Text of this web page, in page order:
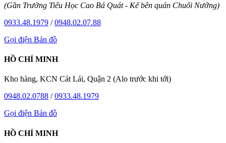
(Gần Trường Tiểu Học Cao Bá Quát - Kế bên quán Chuối Nướng)
0933.48.1979 /0948.02.07.88
Gọi điện Bản đồ
HỒ CHÍ MINH
Kho hàng, KCN Cát Lái, Quận 2 (Alo trước khi tới)
0948.02.0788 /0933.48.1979
Gọi điện Bản đồ
HỒ CHÍ MINH